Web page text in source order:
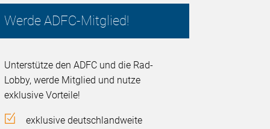
Werde ADFC-Mitglied!
Unterstütze den ADFC und die Rad-
Lobby, werde Mitglied und nutze
exklusive Vorteile!
exklusive deutschlandweite